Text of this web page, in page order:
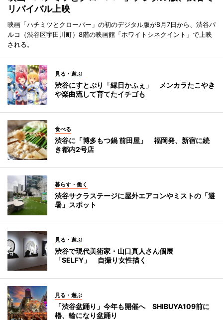
リバイバル上映
映画「ハチミツとクローバー」の初のデジタル版が8月7日から、渋谷パ
ルコ（渋谷区宇田川町）8階の映画館「ホワイトシネクイント」で上映
される。
見る・遊ぶ
渋谷にすとぷり「縁日かふぇ」 メンカラたこやき
や楽曲流して育てたイチゴも
食べる
渋谷に「博多もつ鍋 前田屋」 福岡発、新宿に続
き都内2号店
暮らす・働く
渋谷サクラステージに屋外エアコンやミストの「避
暑」スポット
見る・遊ぶ
渋谷で現代美術家・山口真人さん個展
「SELFY」 自撮り女性描く
見る・遊ぶ
「渋谷盆踊り」今年も開催へ SHIBUYA109前に
櫓、輪になり盆踊り